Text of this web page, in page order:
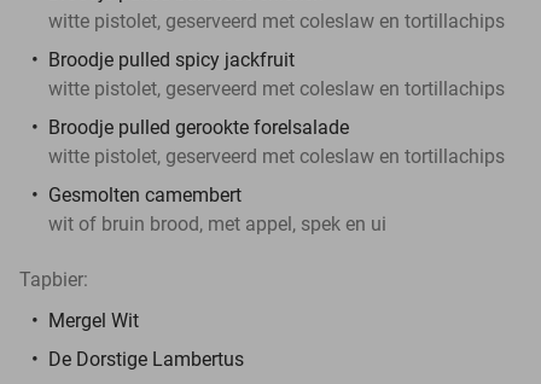
witte pistolet, geserveerd met coleslaw en tortillachips
Broodje pulled spicy jackfruit
witte pistolet, geserveerd met coleslaw en tortillachips
Broodje pulled gerookte forelsalade
witte pistolet, geserveerd met coleslaw en tortillachips
Gesmolten camembert
wit of bruin brood, met appel, spek en ui
Tapbier:
Mergel Wit
De Dorstige Lambertus